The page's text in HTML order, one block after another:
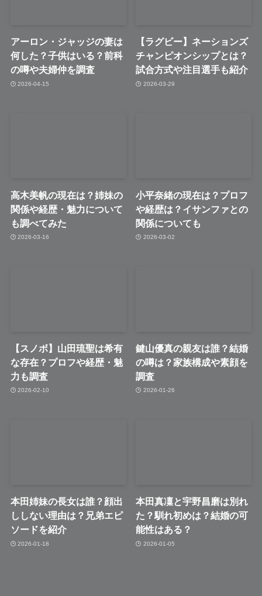
アーロン・ジャッジの妻は
何した？子供はいる？前科
の噂や夫婦仲を調査
2026-04-15
【ラグビー】ネーションズ
チャンピオンシップとは？
試合方式や注目選手も紹介
2026-03-29
高木美帆の現在は？姉妹の
関係や経歴・魅力について
も調べてみた
2026-03-16
小平奈緒の現在は？プロフ
や経歴は？イサンファとの
関係についても
2026-03-02
【スノボ】山田琉聖は希有
な存在？プロフや経歴・魅
力も調査
2026-02-10
鍵山優真の親友は誰？結婚
の噂は？家族構成や素顔を
調査
2026-01-26
本田姉妹の長女は誰？顔出
ししない理由は？兄弟エピ
ソードを紹介
2026-01-18
本田真凜と宇野昌磨は別れ
た？馴れ初めは？結婚の可
能性はある？
2026-01-05